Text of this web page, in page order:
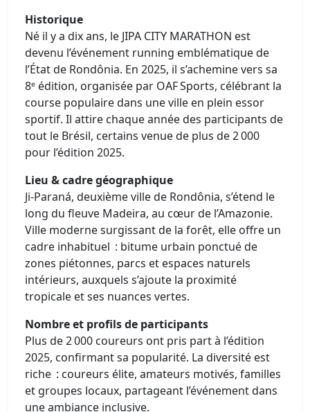
Historique
Né il y a dix ans, le JIPA CITY MARATHON est
devenu l’événement running emblématique de
l’État de Rondônia. En 2025, il s’achemine vers sa
8ᵉ édition, organisée par OAF Sports, célébrant la
course populaire dans une ville en plein essor
sportif. Il attire chaque année des participants de
tout le Brésil, certains venue de plus de 2 000
pour l’édition 2025.
Lieu & cadre géographique
Ji‑Paraná, deuxième ville de Rondônia, s’étend le
long du fleuve Madeira, au cœur de l’Amazonie.
Ville moderne surgissant de la forêt, elle offre un
cadre inhabituel : bitume urbain ponctué de
zones piétonnes, parcs et espaces naturels
intérieurs, auxquels s’ajoute la proximité
tropicale et ses nuances vertes.
Nombre et profils de participants
Plus de 2 000 coureurs ont pris part à l’édition
2025, confirmant sa popularité. La diversité est
riche : coureurs élite, amateurs motivés, familles
et groupes locaux, partageant l’événement dans
une ambiance inclusive.